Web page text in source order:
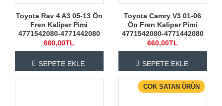
Toyota Rav 4 A3 05-13 Ön
Fren Kaliper Pimi
4771542080-4771442080
660,00TL
SEPETE EKLE
Toyota Camry V3 01-06
Ön Fren Kaliper Pimi
4771542080-4771442080
660,00TL
SEPETE EKLE
ÇOK SATAN ÜRÜN